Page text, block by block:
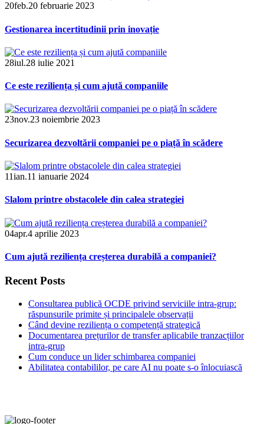
20feb.20 februarie 2023
Gestionarea incertitudinii prin inovație
28iul.28 iulie 2021
Ce este reziliența și cum ajută companiile
23nov.23 noiembrie 2023
Securizarea dezvoltării companiei pe o piață în scădere
11ian.11 ianuarie 2024
Slalom printre obstacolele din calea strategiei
04apr.4 aprilie 2023
Cum ajută reziliența creșterea durabilă a companiei?
Recent Posts
Consultarea publică OCDE privind serviciile intra-grup:
răspunsurile primite și principalele observații
Când devine reziliența o competență strategică
Documentarea prețurilor de transfer aplicabile tranzacțiilor
intra-grup
Cum conduce un lider schimbarea companiei
Abilitatea contabililor, pe care AI nu poate s-o înlocuiască